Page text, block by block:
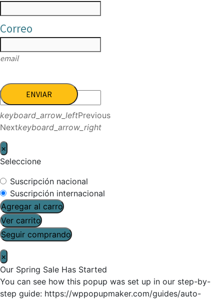
Correo
email
ENVIAR
keyboard_arrow_leftPrevious
Nextkeyboard_arrow_right
×
Seleccione
Suscripción nacional
Suscripción internacional
Agregar al carro
Ver carrito
Seguir comprando
×
Our Spring Sale Has Started
You can see how this popup was set up in our step-by-
step guide: https://wppopupmaker.com/guides/auto-